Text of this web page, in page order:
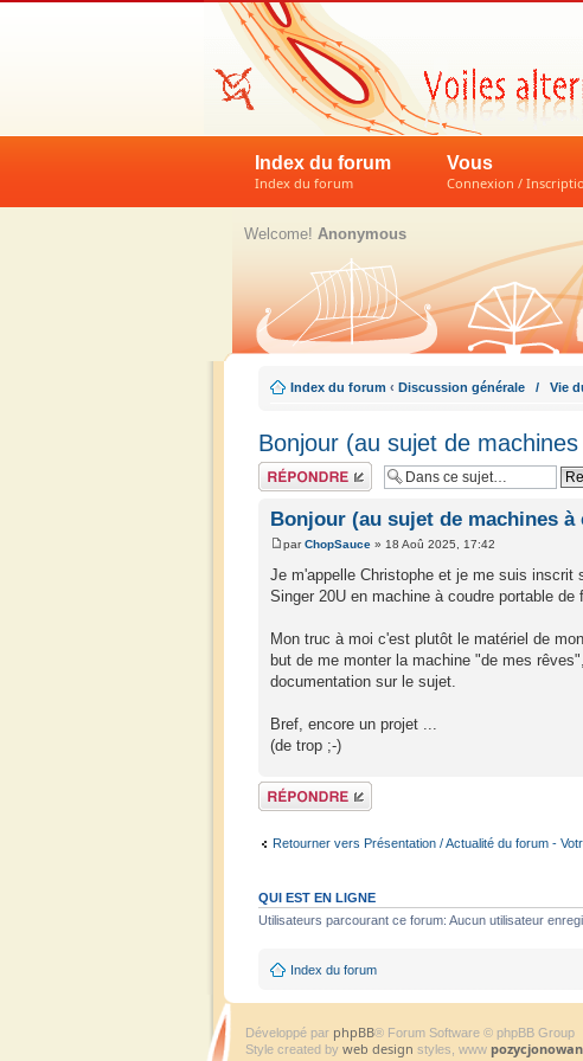
Index du forum
Index du forum
Vous
Connexion /
Welcome! Anonymous
Index du forum ‹ Discussion générale / Vie
Bonjour (au sujet de
Répondre
Bonjour (au sujet de machines à
parChopSauce » 18 Aoû 2025, 17:42
Je m'appelle Christophe et je me suis inscrit
Singer 20U en machine à coudre portable de
Mon truc à moi c'est plutôt le matériel de
but de me monter la machine "de mes
documentation sur le sujet.
Bref, encore un projet ...
(de trop ;-)
Répondre
Retourner vers Présentation / Actualité du forum -
QUI EST EN LIGNE
Utilisateurs parcourant ce forum: Aucun utilisateur
Index du forum
Développé par phpBB® Forum Software © phpBB Group
Style created by web design styles, www